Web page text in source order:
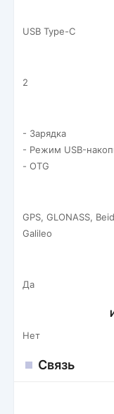
USB Type-C
2
- Зарядка
- Режим USB-
- OTG
GPS, GLONASS,
Galileo
Да
Нет
Связь